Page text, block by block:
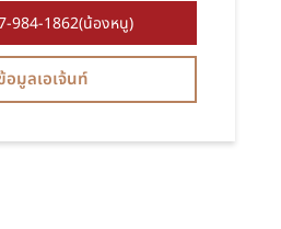
984-1862(น้องหนู)
อมูลเอเจ้นท์